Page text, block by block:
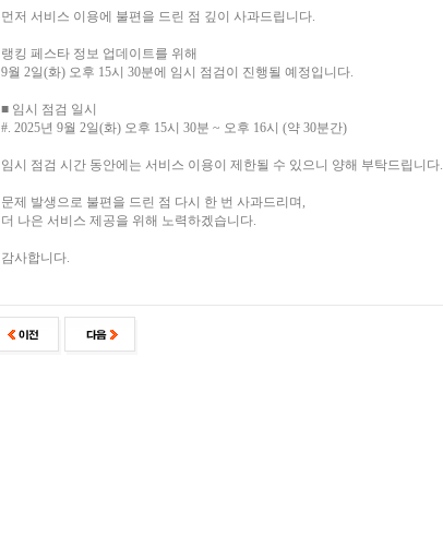
먼저 서비스 이용에 불편을 드린 점 깊이 사과드립니다.
랭킹 페스타 정보 업데이트를 위해
9월 2일(화) 오후 15시 30분에 임시 점검이 진행될 예정입니다.
■ 임시 점검 일시
#. 2025년 9월 2일(화) 오후 15시 30분 ~ 오후 16시 (약 30분간)
임시 점검 시간 동안에는 서비스 이용이 제한될 수 있으니 양해 부탁드립니다.
문제 발생으로 불편을 드린 점 다시 한 번 사과드리며,
더 나은 서비스 제공을 위해 노력하겠습니다.
감사합니다.